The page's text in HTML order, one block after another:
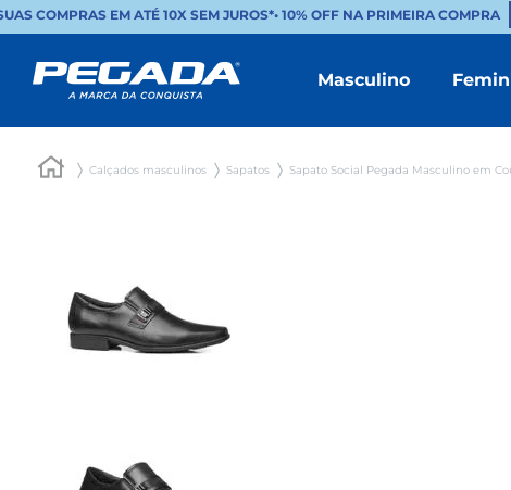
COMPRAS EM ATÉ 10X SEM JUROS*•10% OFF NA PRIMEIRA COMPRA
Masculino
Calçados masculinos Sapatos Sapato Social Pegada Masculino em